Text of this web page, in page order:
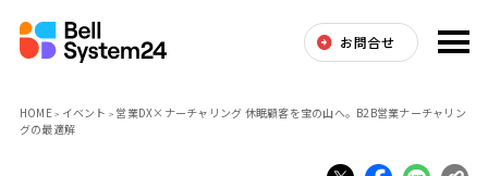
お問合せ
HOME イベント
営業DX×ナーチャリング 休眠顧客を宝の山へ。B2B営業ナーチャリン
グの最適解